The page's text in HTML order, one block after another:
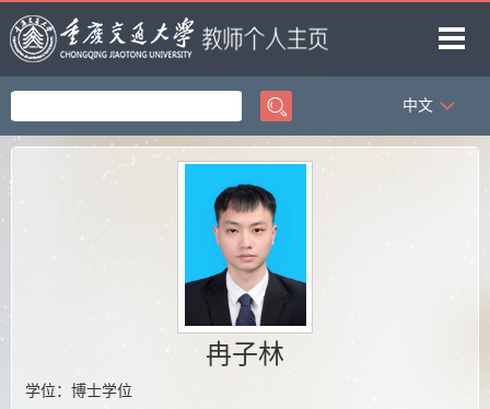
首页
中文
冉子林
学位：博士学位